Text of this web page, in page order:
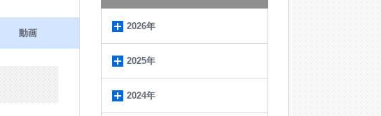
動画
2026年
2025年
2024年